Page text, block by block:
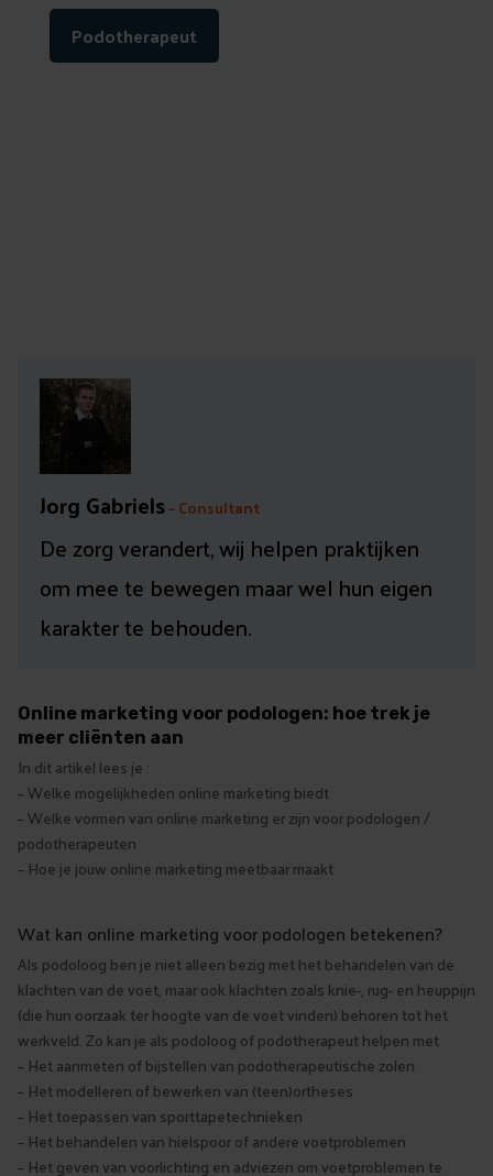
Podotherapeut
Jorg Gabriels– Consultant
De zorg verandert, wij helpen praktijken
om mee te bewegen maar wel hun eigen
karakter te behouden.
Online marketing voor podologen: hoe trek je
meer cliënten aan
In dit artikel lees je :
– Welke mogelijkheden online marketing biedt
– Welke vormen van online marketing er zijn voor podologen /
podotherapeuten
– Hoe je jouw online marketing meetbaar maakt
Wat kan online marketing voor podologen betekenen?
Als podoloog ben je niet alleen bezig met het behandelen van de
klachten van de voet, maar ook klachten zoals knie-, rug- en heuppijn
(die hun oorzaak ter hoogte van de voet vinden) behoren tot het
werkveld. Zo kan je als podoloog of podotherapeut helpen met
– Het aanmeten of bijstellen van podotherapeutische zolen
– Het modelleren of bewerken van (teen)ortheses
– Het toepassen van sporttapetechnieken
– Het behandelen van hielspoor of andere voetproblemen
– Het geven van voorlichting en adviezen om voetproblemen te